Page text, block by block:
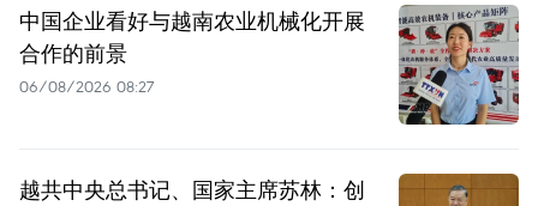
中国企业看好与越南农业机械化开展
合作的前景
06/08/2026 08:27
越共中央总书记、国家主席苏林：创